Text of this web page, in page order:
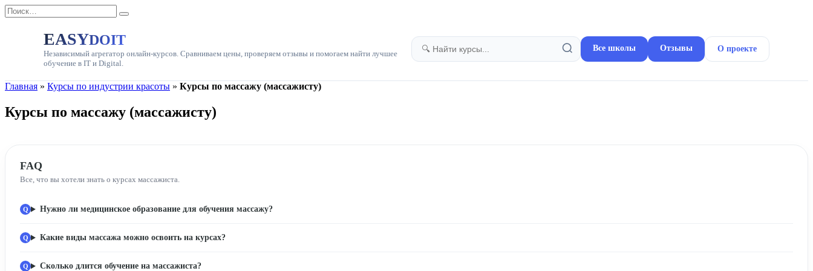
Перейти
к
Search
for:
EASYDOIT
Независимый агрегатор онлайн-курсов. Сравниваем цены, проверяем отзывы и помогаем найти лучшее
обучение в IT и Digital.
Все школы Отзывы О проекте
Главная » Курсы по индустрии красоты » Курсы по массажу (массажисту)
Курсы по массажу (массажисту)
FAQ
Все, что вы хотели знать о курсах массажиста.
Нужно ли медицинское образование для обучения массажу?
Какие виды массажа можно освоить на курсах?
Сколько длится обучение на массажиста?